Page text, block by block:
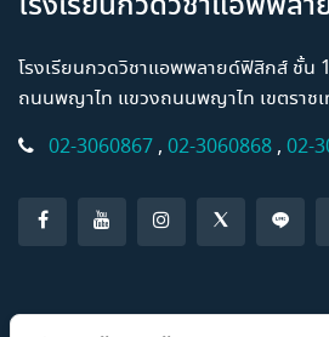
โรงเรียนกวดวิชาแอพพลายด์ฟิสิกส์ ชั้น
ถนนพญาไท แขวงถนนพญาไท เขตราช
02-3060867 , 02-3060868 , 02-